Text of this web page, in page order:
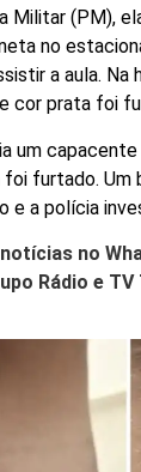
Militar (PM),
no
a aula. Na
cor prata foi
um
foi furtado. Um
e a polícia
no
Rádio e